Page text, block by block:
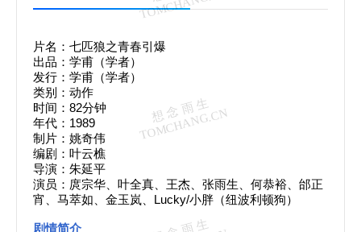
片名：七匹狼之青春引爆
出品：学甫（学者）
发行：学甫（学者）
类别：动作
时间：82分钟
年代：1989
制片：姚奇伟
编剧：叶云樵
导演：朱延平
演员：庹宗华、叶全真、王杰、张雨生、何恭裕、邰正
宵、马萃如、金玉岚、Lucky/小胖 （纽波利顿狗）
剧情简介